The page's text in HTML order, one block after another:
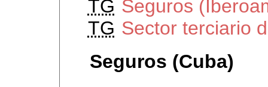
TG Seguros
TG Sector terciario
Seguros (Cuba)